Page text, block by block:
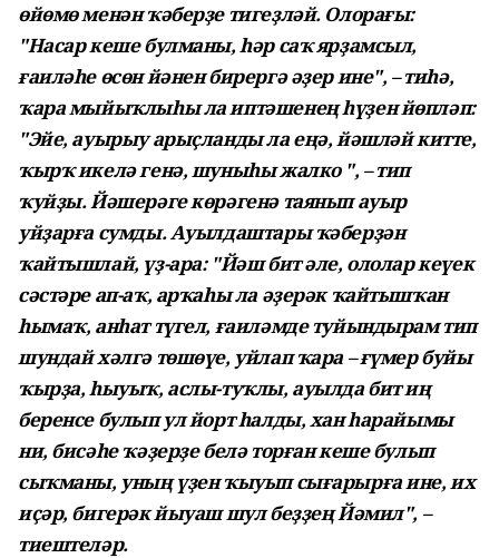
өйөмө менән ҡәберҙе тигеҙләй. Олорағы:
"Насар кеше булманы, һәр саҡ ярҙамсыл,
ғаиләһе өсөн йәнен бирергә әҙер ине", – тиһә,
ҡара мыйыҡлыһы ла иптәшенең һүҙен йөпләп:
"Эйе, ауырыу арыҫланды ла еңә, йәшләй китте,
ҡырҡ икелә генә, шуныһы жалко ", – тип
ҡуйҙы. Йәшерәге көрәгенә таянып ауыр
уйҙарға сумды. Ауылдаштары ҡәберҙән
ҡайтышлай, үҙ-ара: "Йәш бит әле, ололар кеүек
сәстәре ап-аҡ, арҡаһы ла әҙерәк ҡайтышҡан
һымаҡ, анһат түгел, ғаиләмде туйындырам тип
шундай хәлгә төшөүе, уйлап ҡара – ғүмер буйы
ҡырҙа, һыуыҡ, аслы-туҡлы, ауылда бит иң
беренсе булып ул йорт һалды, хан һарайымы
ни, бисәһе ҡәҙерҙе белә торған кеше булып
сыҡманы, уның үҙен ҡыуып сығарырға ине, их
иҫәр, бигерәк йыуаш шул беҙҙең Йәмил", –
тиештеләр.